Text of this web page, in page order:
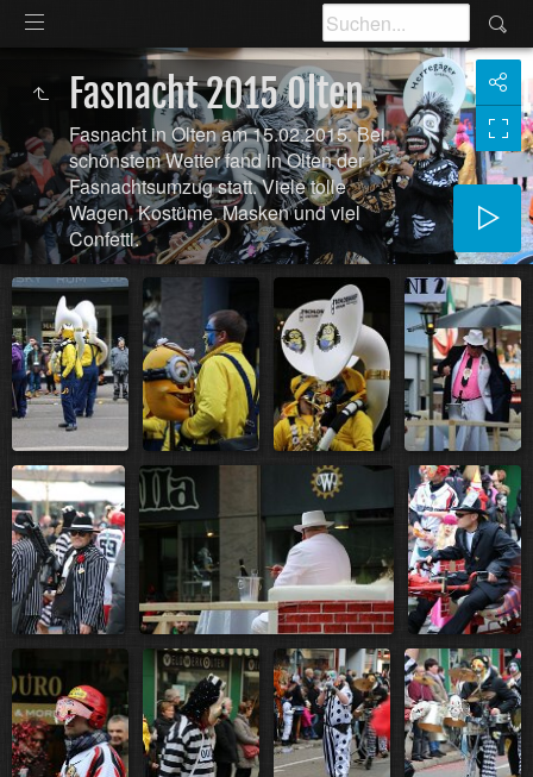
Fasnacht 2015 Olten
Fasnacht in Olten am 15.02.2015. Bei
schönstem Wetter fand in Olten der
Fasnachtsumzug statt. Viele tolle
Wagen, Kostüme, Masken und viel
Confetti.